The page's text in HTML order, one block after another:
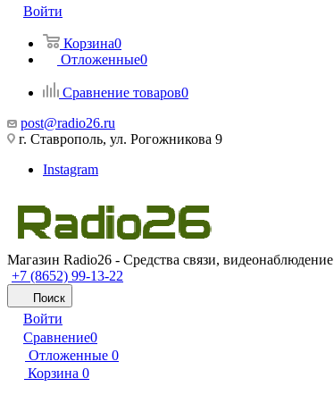
Войти
Корзина0
Отложенные0
Сравнение товаров0
post@radio26.ru
г. Ставрополь, ул. Рогожникова 9
Instagram
Магазин Radio26 - Средства связи, видеонаблюдение
+7 (8652) 99-13-22
Поиск
Войти
Сравнение0
Отложенные 0
Корзина 0